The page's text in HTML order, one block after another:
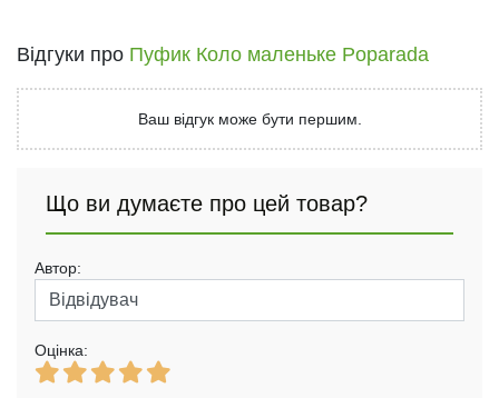
Відгуки про Пуфик Коло маленьке Poparada
Ваш відгук може бути першим.
Що ви думаєте про цей товар?
Автор:
Оцінка: